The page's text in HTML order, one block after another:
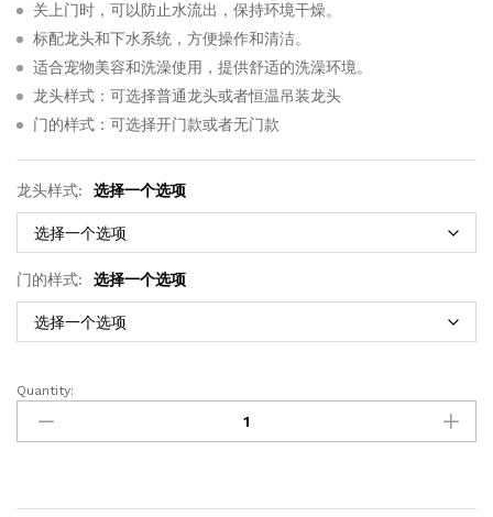
关上门时，可以防止水流出，保持环境干燥。
标配龙头和下水系统，方便操作和清洁。
适合宠物美容和洗澡使用，提供舒适的洗澡环境。
龙头样式：可选择普通龙头或者恒温吊装龙头
门的样式：可选择开门款或者无门款
龙头样式: 选择一个选项
门的样式: 选择一个选项
Quantity: